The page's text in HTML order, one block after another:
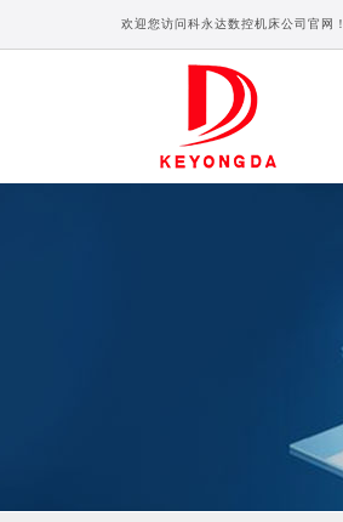
欢迎您访问科永达数控机床公司官网！